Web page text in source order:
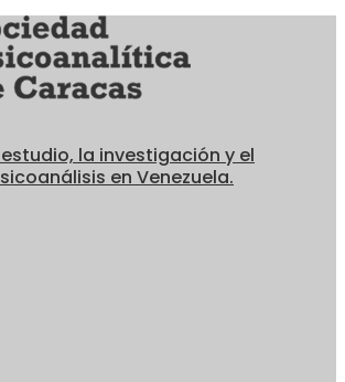
la investigación y el
en Venezuela.